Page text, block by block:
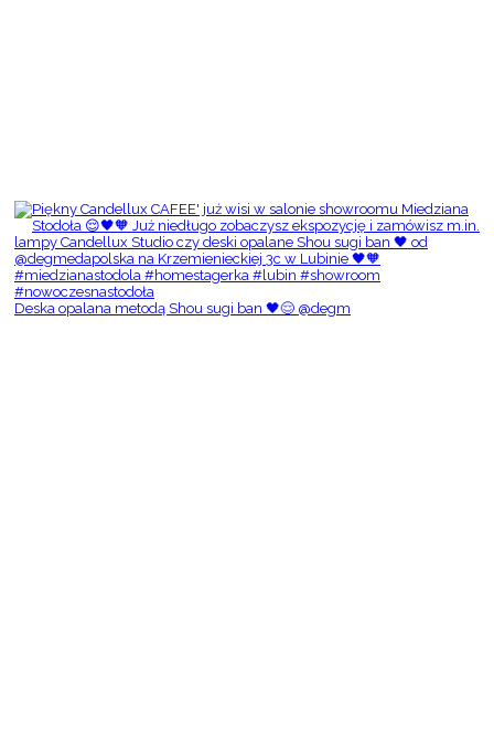
Deska opalana metodą Shou sugi ban 🖤😌 @degm